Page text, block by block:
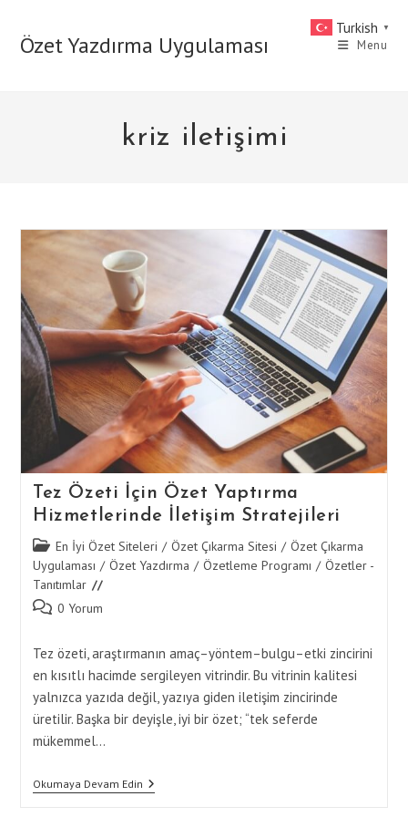
contentÖzet Yazdırma Uygulaması Menu
kriz iletişimi
Tez Özeti İçin Özet Yaptırma
Hizmetlerinde İletişim Stratejileri
Post
category:
En İyi Özet Siteleri / Özet Çıkarma Sitesi / Özet Çıkarma
Uygulaması / Özet Yazdırma / Özetleme Programı / Özetler -
Tanıtımlar
Post 0 Yorum
Tez özeti, araştırmanın amaç–yöntem–bulgu–etki zincirini
en kısıtlı hacimde sergileyen vitrindir. Bu vitrinin kalitesi
yalnızca yazıda değil, yazıya giden iletişim zincirinde
üretilir. Başka bir deyişle, iyi bir özet; “tek seferde
mükemmel…
Okumaya Devam EdinTez
Turkish ▼